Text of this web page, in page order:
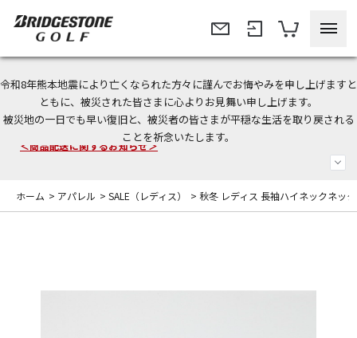
令和8年熊本地震により亡くなられた方々に謹んでお悔やみを申し上げますと
ともに、被災された皆さまに心よりお見舞い申し上げます。
被災地の一日でも早い復旧と、被災者の皆さまが平穏な生活を取り戻される
ことを祈念いたします。
今なら新規会員登録で1,000円OFFクーポンプレゼント！
＜商品配送に関するお知らせ＞
ホーム > アパレル > SALE（レディス） > 秋冬 レディス 長袖ハイネックネッ